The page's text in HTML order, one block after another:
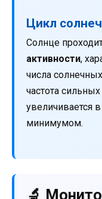
Цикл
Солнце
активности,
числа
частота
увеличивается
минимумом.
🔬